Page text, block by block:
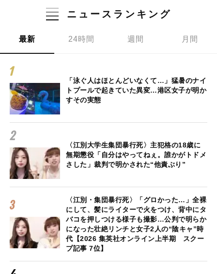
ニュースランキング
最新 24時間 週間 月間
「泳ぐ人はほとんどいなくて…」猛暑のナイ
トプールで起きていた異変…港区女子が明か
すその実態
〈江別大学生集団暴行死〉主犯格の18歳に
無期懲役「自分はやってねぇ。誰かがトドメ
さした」裁判で明かされた“他責ぶり”
〈江別・集団暴行死〉「グロかった…」全裸
にして、髪にライターで火をつけ、背中にタ
バコを押しつける様子も撮影…公判で明らか
になった壮絶リンチと女子2人の“陰キャ”時
代【2026 集英社オンライン上半期 スクー
プ記事 7位】